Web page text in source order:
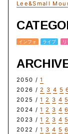
Lee&Small
インフォ ライブ
2050 /1
2026 /2 3 4 5
2025 /1 2 3 4 5
2024 /1 2 3 4 6
2023 /1 2 3 4 5
2022 /1 3 4 5 6